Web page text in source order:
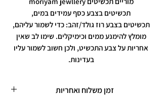
תכשיטים בצבע כסף עמידים במים,
תכשיטים בצבע רוז גולד/זהב: כדי לשמור עליהם,
מומלץ להימנע ממים וכימיקלים. שימו לב שאין
אחריות על צבע התכשיט, ולכן חשוב לשמור עליו
בעדינות.
זמן משלוח ואחריות